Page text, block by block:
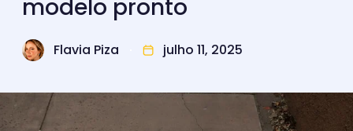
modelo pronto
Flavia Piza julho 11, 2025